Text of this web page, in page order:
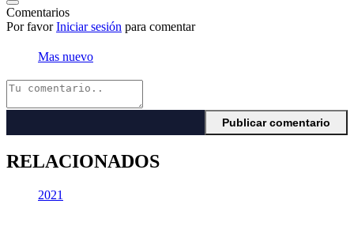
Comentarios
Por favorIniciar sesión para comentar
Mas nuevo
RELACIONADOS
2021